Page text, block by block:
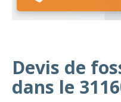
Devis de
dans le